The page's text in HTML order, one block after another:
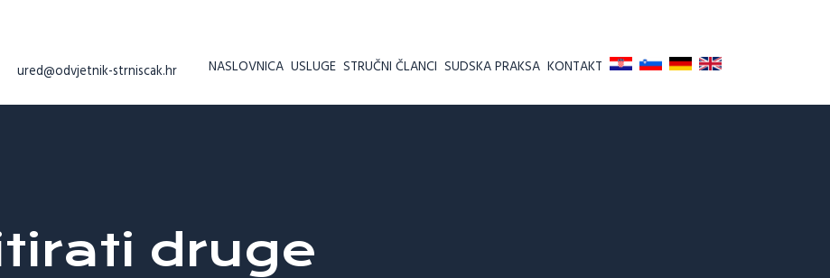
NASLOVNICA USLUGE STRUČNI ČLANCI SUDSKA PRAKSA KONTAKT
ured@odvjetnik-strniscak.hr
druge